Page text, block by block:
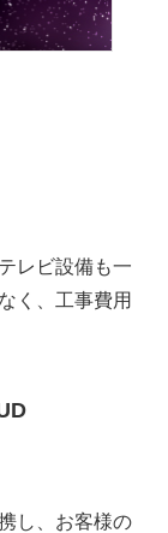
レビ設備も一
く、工事費用
し、お客様の